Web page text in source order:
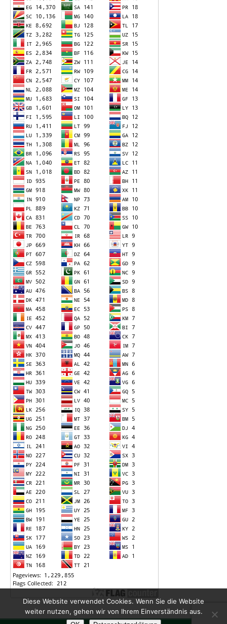
Diese Website verwendet Cookies. Wenn Sie die Website
weiter nutzen, gehen wir von Ihrem Einverständnis aus.